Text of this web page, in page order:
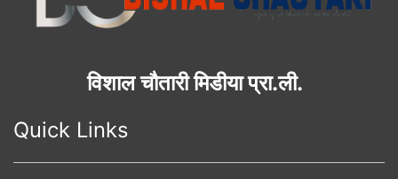
विशाल चौतारी मिडीया प्रा.ली.
Quick Links